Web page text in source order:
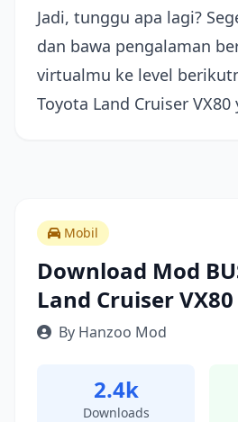
Jadi, tunggu apa lagi?
dan bawa pengalaman
virtualmu ke level
Toyota Land Cruiser
Mobil
Download Mod
Land Cruiser VX80
By Hanzoo Mod
2.4k
Downloads